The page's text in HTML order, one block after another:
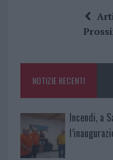
o
k
te
re
NOTIZIE RECENTI
Incendi, a